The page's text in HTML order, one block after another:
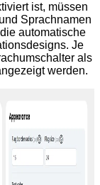
ist, müssen
Sprachnamen
automatische
Je
als
werden.